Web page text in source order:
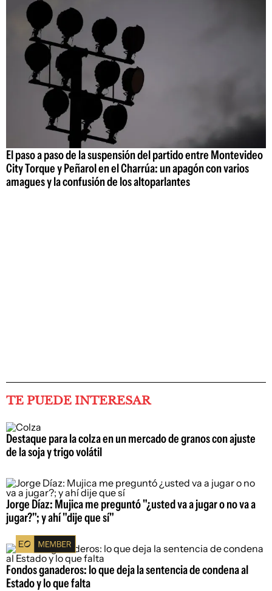
El paso a paso de la suspensión del partido entre Montevideo
City Torque y Peñarol en el Charrúa: un apagón con varios
amagues y la confusión de los altoparlantes
TE PUEDE INTERESAR
Destaque para la colza en un mercado de granos con ajuste
de la soja y trigo volátil
Jorge Díaz: Mujica me preguntó "¿usted va a jugar o no va a
jugar?"; y ahí "dije que sí"
Fondos ganaderos: lo que deja la sentencia de condena al
Estado y lo que falta